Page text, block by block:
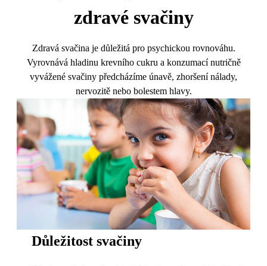
zdravé svačiny
Zdravá svačina je důležitá pro psychickou rovnováhu.
Vyrovnává hladinu krevního cukru a konzumací nutričně
vyvážené svačiny předcházíme únavě, zhoršení nálady,
nervozitě nebo bolestem hlavy.
Důležitost svačiny